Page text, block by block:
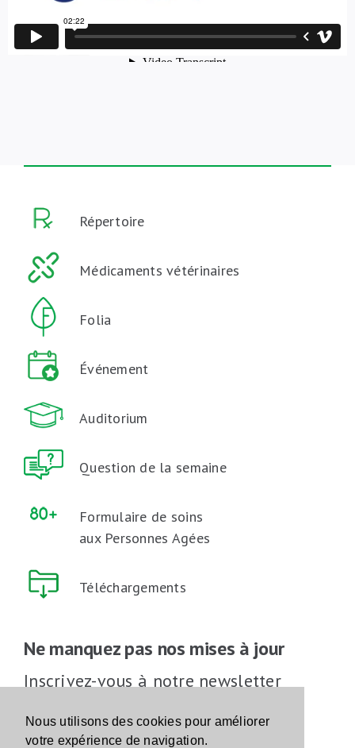
Nous utilisons des cookies pour améliorer
votre expérience de navigation.
Répertoire
Médicaments vétérinaires
Folia
Événement
Auditorium
Question de la semaine
Formulaire de soins
aux Personnes Agées
Téléchargements
Ne manquez pas nos mises à jour
Inscrivez-vous à notre newsletter
Inscrivez-vous